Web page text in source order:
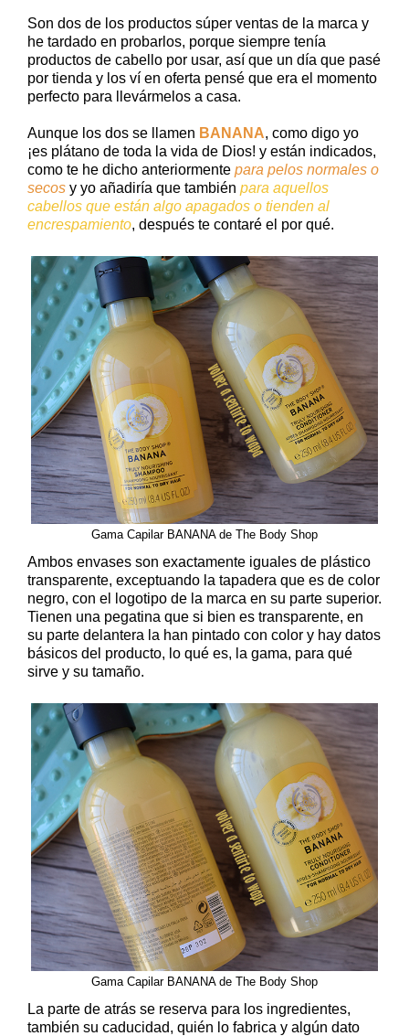
Son dos de los productos súper ventas de la marca y
he tardado en probarlos, porque siempre tenía
productos de cabello por usar, así que un día que pasé
por tienda y los ví en oferta pensé que era el momento
perfecto para llevármelos a casa.
Aunque los dos se llamen BANANA, como digo yo
¡es plátano de toda la vida de Dios! y están indicados,
como te he dicho anteriormente para pelos normales o
secos y yo añadiría que también para aquellos
cabellos que están algo apagados o tienden al
encrespamiento, después te contaré el por qué.
Gama Capilar BANANA de The Body Shop
Ambos envases son exactamente iguales de plástico
transparente, exceptuando la tapadera que es de color
negro, con el logotipo de la marca en su parte superior.
Tienen una pegatina que si bien es transparente, en
su parte delantera la han pintado con color y hay datos
básicos del producto, lo qué es, la gama, para qué
sirve y su tamaño.
Gama Capilar BANANA de The Body Shop
La parte de atrás se reserva para los ingredientes,
también su caducidad, quién lo fabrica y algún dato